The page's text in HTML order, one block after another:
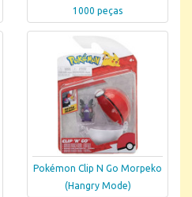
1000 peças
Pokémon Clip N Go Morpeko
(Hangry Mode)